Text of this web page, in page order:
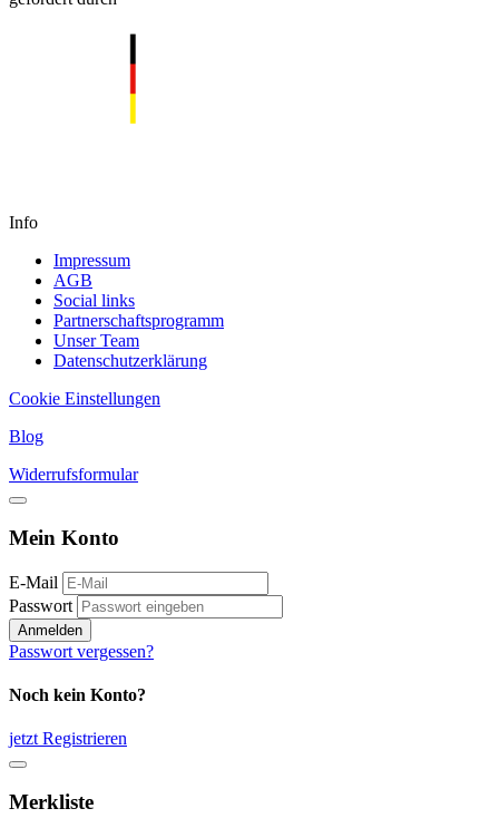
Info
Impressum
AGB
Social links
Partnerschaftsprogramm
Unser Team
Datenschutzerklärung
Cookie Einstellungen
Blog
Widerrufsformular
Mein Konto
E-Mail
Passwort
Anmelden
Passwort vergessen?
Noch kein Konto?
jetzt Registrieren
Merkliste